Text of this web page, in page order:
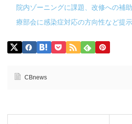
院内ゾーニングに課題、改修への補
療部会に感染症対応の方向性など提示
CBnews